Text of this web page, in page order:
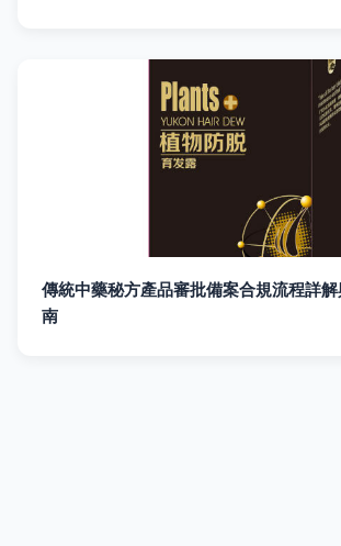
傳統中藥秘方產品審批備案合規流程詳
南